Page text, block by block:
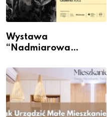
Wystawa
“Nadmiarowa
Galerii XX1